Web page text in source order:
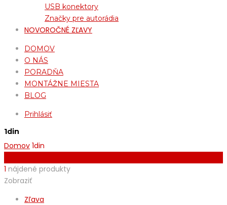
USB konektory
Značky pre autorádia
NOVOROČNÉ ZĽAVY
DOMOV
O NÁS
PORADŇA
MONTÁŽNE MIESTA
BLOG
Prihlásiť
1din
Domov 1din
1 nájdené produkty
Zobraziť
Zľava